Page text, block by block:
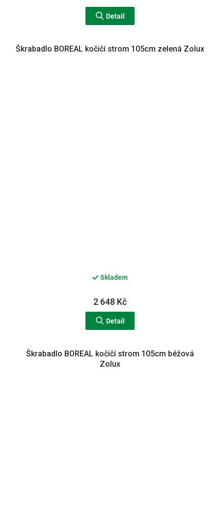
Detail
Škrabadlo BOREAL kočičí strom 105cm zelená Zolux
Skladem
2 648 Kč
Detail
Škrabadlo BOREAL kočičí strom 105cm béžová
Zolux